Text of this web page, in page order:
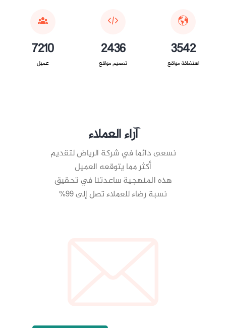
3542
استضافة مواقع
2436
تصميم مواقع
7210
عميل
آراء العملاء
نسعى دائما في شركة الرياض لتقديم
أكثر مما يتوقعه العميل
هذه المنهجية ساعدتنا في تحقيق
نسبة رضاء للعملاء تصل إلى 99%